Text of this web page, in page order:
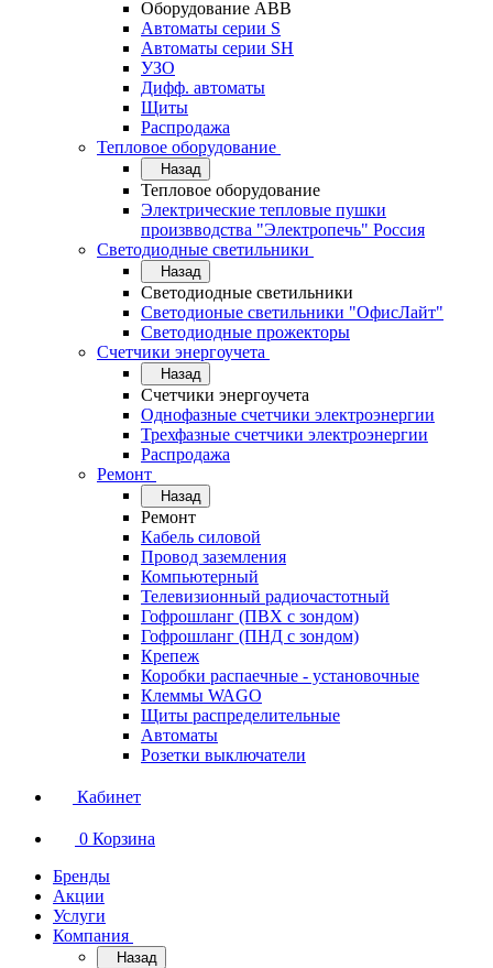
Оборудование АВВ
Автоматы серии S
Автоматы серии SH
УЗО
Дифф. автоматы
Щиты
Распродажа
Тепловое оборудование
Назад
Тепловое оборудование
Электрические тепловые пушки
произвводства "Электропечь" Россия
Светодиодные светильники
Назад
Светодиодные светильники
Светодионые светильники "ОфисЛайт"
Светодиодные прожекторы
Счетчики энергоучета
Назад
Счетчики энергоучета
Однофазные счетчики электроэнергии
Трехфазные счетчики электроэнергии
Распродажа
Ремонт
Назад
Ремонт
Кабель силовой
Провод заземления
Компьютерный
Телевизионный радиочастотный
Гофрошланг (ПВХ с зондом)
Гофрошланг (ПНД с зондом)
Крепеж
Коробки распаечные - установочные
Клеммы WAGO
Щиты распределительные
Автоматы
Розетки выключатели
Кабинет
0 Корзина
Бренды
Акции
Услуги
Компания
Назад